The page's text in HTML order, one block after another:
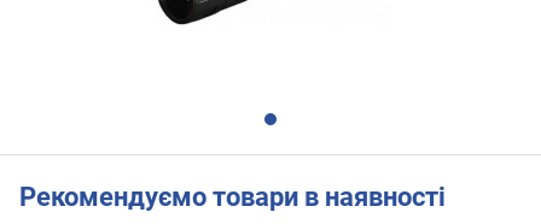
Рекомендуємо товари в наявності